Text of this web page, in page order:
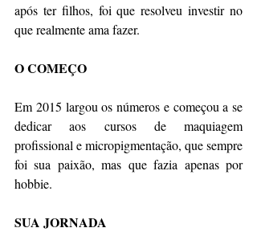
após ter filhos, foi que resolveu investir no
que realmente ama fazer.
O COMEÇO
Em 2015 largou os números e começou a se
dedicar aos cursos de maquiagem
profissional e micropigmentação, que sempre
foi sua paixão, mas que fazia apenas por
hobbie.
SUA JORNADA